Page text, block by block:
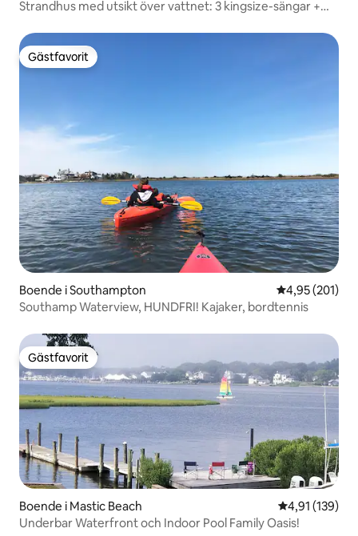
Strandhus med utsikt över vattnet: 3 kingsize-sängar +
Gästfavorit
Gästfavorit
Boende i Southampton 4,95 av 5 i
4,95 (201)
Southamp Waterview, HUNDFRI! Kajaker, bordtennis
Gästfavorit
Gästfavorit
Boende i Mastic Beach 4,91 av 5 i
4,91 (139)
Underbar Waterfront och Indoor Pool Family Oasis!